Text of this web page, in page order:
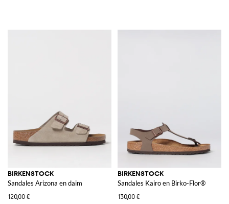
BIRKENSTOCK
Sandales Arizona en daim
120,00 €
BIRKENSTOCK
Sandales Kairo en Birko-Flor®
130,00 €